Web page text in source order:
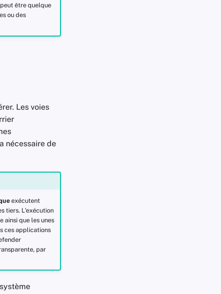
être quelque
ou des
Les voies
nécessaire de
exécutent
tiers. L'exécution
ainsi que les unes
ces applications
par